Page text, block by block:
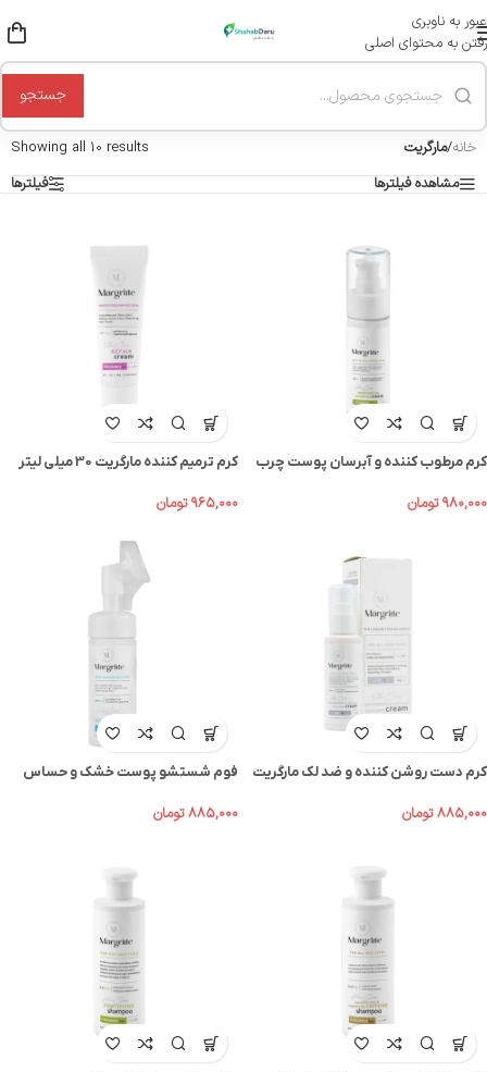
عبور به ناوبری
رفتن به محتوای اصلی
جستجو
خانه/مارگریت
Showing all 10 results
مشاهده فیلترها
فیلترها
کرم مرطوب کننده و آبرسان پوست چرب
۹۸۰,۰۰۰ تومان
کرم ترمیم کننده مارگریت 30 میلی لیتر
۹۶۵,۰۰۰ تومان
کرم دست روشن کننده و ضد لک مارگریت
۸۸۵,۰۰۰ تومان
فوم شستشو پوست خشک و حساس
۸۸۵,۰۰۰ تومان